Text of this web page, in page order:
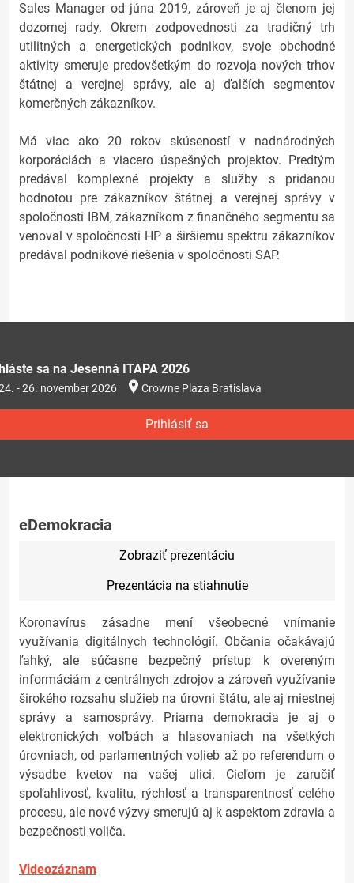
Sales Manager od júna 2019, zároveň je aj členom jej
dozornej rady. Okrem zodpovednosti za tradičný trh
utilitných a energetických podnikov, svoje obchodné
aktivity smeruje predovšetkým do rozvoja nových trhov
štátnej a verejnej správy, ale aj ďalších segmentov
komerčných zákazníkov.
Má viac ako 20 rokov skúseností v nadnárodných
korporáciách a viacero úspešných projektov. Predtým
predával komplexné projekty a služby s pridanou
hodnotou pre zákazníkov štátnej a verejnej správy v
spoločnosti IBM, zákazníkom z finančného segmentu sa
venoval v spoločnosti HP a širšiemu spektru zákazníkov
predával podnikové riešenia v spoločnosti SAP.
sa na Jesenná ITAPA 2026
- 26. november 2026 Crowne Plaza Bratislava
Prihlásiť sa
eDemokracia
Zobraziť prezentáciu
Prezentácia na stiahnutie
Koronavírus zásadne mení všeobecné vnímanie
využívania digitálnych technológií. Občania očakávajú
ľahký, ale súčasne bezpečný prístup k overeným
informáciám z centrálnych zdrojov a zároveň využívanie
širokého rozsahu služieb na úrovni štátu, ale aj miestnej
správy a samosprávy. Priama demokracia je aj o
elektronických voľbách a hlasovaniach na všetkých
úrovniach, od parlamentných volieb až po referendum o
výsadbe kvetov na vašej ulici. Cieľom je zaručiť
spoľahlivosť, kvalitu, rýchlosť a transparentnosť celého
procesu, ale nové výzvy smerujú aj k aspektom zdravia a
bezpečnosti voliča.
Videozáznam